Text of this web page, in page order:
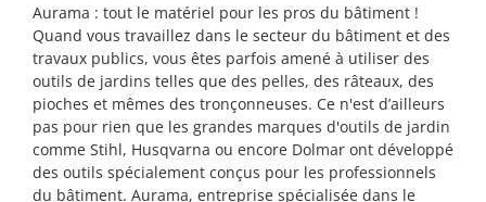
Aurama : tout le matériel pour les pros du bâtiment !
Quand vous travaillez dans le secteur du bâtiment et des
travaux publics, vous êtes parfois amené à utiliser des
outils de jardins telles que des pelles, des râteaux, des
pioches et mêmes des tronçonneuses. Ce n'est d’ailleurs
pas pour rien que les grandes marques d'outils de jardin
comme Stihl, Husqvarna ou encore Dolmar ont développé
des outils spécialement conçus pour les professionnels
du bâtiment. Aurama, entreprise spécialisée dans le